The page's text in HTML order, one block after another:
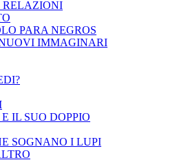
RELAZIONI
PARA NEGROS
IMMAGINARI
IL SUO DOPPIO
SOGNANO I LUPI